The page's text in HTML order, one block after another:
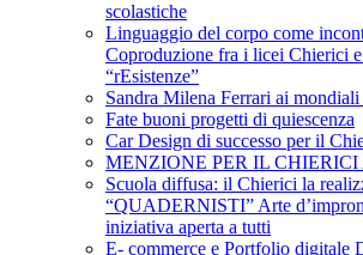
scolastiche
Linguaggio del corpo come
Coproduzione fra i licei Chierici e
“rEsistenze”
Sandra Milena Ferrari ai
Fate buoni progetti di quiescenza
Car Design di successo per il
MENZIONE PER IL
Scuola diffusa: il Chierici la
“QUADERNISTI” Arte
iniziativa aperta a tutti
E- commerce e Portfolio digitale